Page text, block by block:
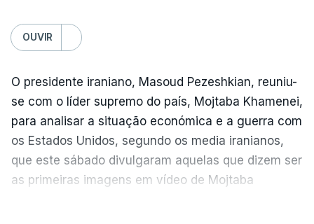
OUVIR
O presidente iraniano, Masoud Pezeshkian, reuniu-
se com o líder supremo do país, Mojtaba Khamenei,
para analisar a situação económica e a guerra com
os Estados Unidos, segundo os media iranianos,
que este sábado divulgaram aquelas que dizem ser
as primeiras imagens em vídeo de Mojtaba